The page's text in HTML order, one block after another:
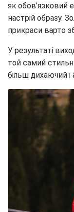
як обов’язковий
настрій образу.
прикраси варто
У результаті
той самий
більш дихаючий